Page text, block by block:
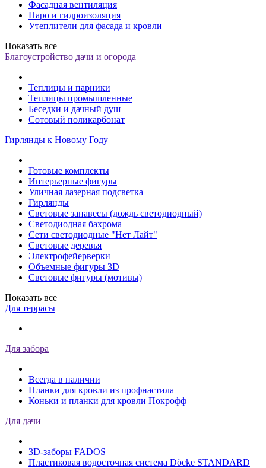
Фасадная вентиляция
Паро и гидроизоляция
Утеплители для фасада и кровли
Показать все
Благоустройство дачи и огорода
Теплицы и парники
Теплицы промышленные
Беседки и дачный душ
Сотовый поликарбонат
Гирлянды к Новому Году
Готовые комплекты
Интерьерные фигуры
Уличная лазерная подсветка
Гирлянды
Световые занавесы (дождь светодиодный)
Светодиодная бахрома
Сети светодиодные "Нет Лайт"
Световые деревья
Электрофейерверки
Объемные фигуры 3D
Световые фигуры (мотивы)
Показать все
Для террасы
Для забора
Всегда в наличии
Планки для кровли из профнастила
Коньки и планки для кровли Покрофф
Для дачи
3D-заборы FADOS
Пластиковая водосточная система Döcke STANDARD